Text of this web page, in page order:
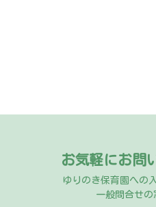
お気軽にお問
ゆりのき保育園への
一般問合せの